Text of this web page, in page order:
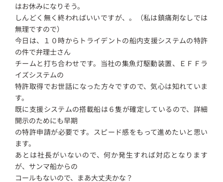
はお休みになりそう。
しんどく無く終わればいいですが、。（私は鎮痛剤なしでは
無理ですので）
今日は、１０時からトライデントの船内支援システムの特許
の件で弁理士さん
チームと打ち合わせです。当社の集魚灯駆動装置、ＥＦＦラ
イズシステムの
特許取得でお世話になった方々ですので、気心は知れていま
す。
既に支援システムの搭載船は６隻が確定しているので、詳細
開示のためにも早期
の特許申請が必要です。スピード感をもって進めたいと思い
ます。
あとは社長がいないので、何か発生すれば対応となります
が、サンマ船からの
コールもないので、まあ大丈夫かな？